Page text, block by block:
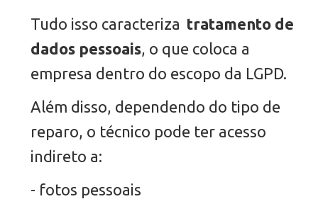
Tudo isso caracteriza tratamento de
dados pessoais, o que coloca a
empresa dentro do escopo da LGPD.
Além disso, dependendo do tipo de
reparo, o técnico pode ter acesso
indireto a:
- fotos pessoais